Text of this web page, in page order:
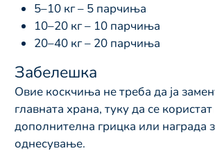
5–10 кг – 5 парчиња
10–20 кг – 10 парчиња
20–40 кг – 20 парчиња
Забелешка
Овие коскчиња не треба да ја
главната храна, туку да се
дополнителна грицка или награда
однесување.